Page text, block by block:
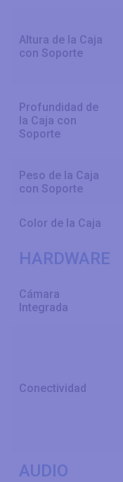
Altura de la Caja
con Soporte
Profundidad de
la Caja con
Soporte
Peso de la Caja
con Soporte
Color de la Caja
HARDWARE
Cámara
Integrada
Conectividad
AUDIO